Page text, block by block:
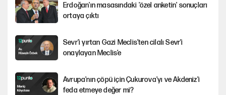
Erdoğan'ın masasındaki 'özel anketin' sonuçları
ortaya çıktı
Sevr’i yırtan Gazi Meclis’ten cilalı Sevr’i
onaylayan Meclis’e
Avrupa'nın çöpü için Çukurova'yı ve Akdeniz'i
feda etmeye değer mi?